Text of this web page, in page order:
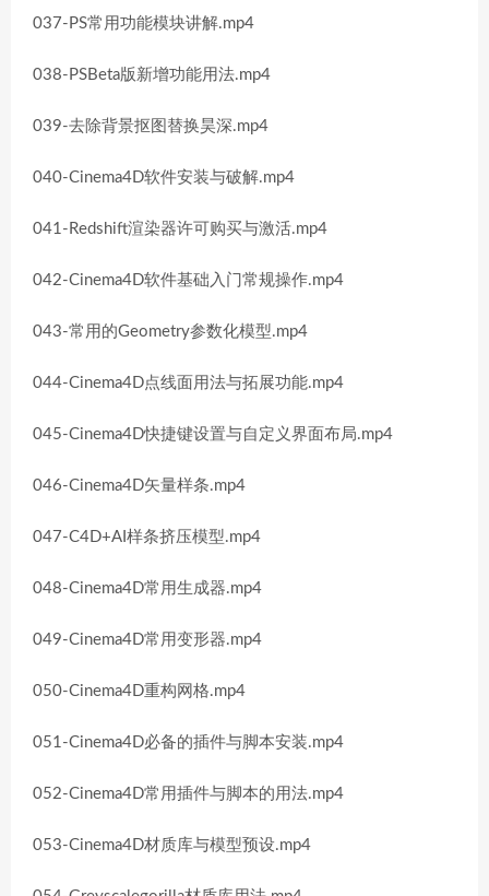
037-PS常用功能模块讲解.mp4
038-PSBeta版新增功能用法.mp4
039-去除背景抠图替换昊深.mp4
040-Cinema4D软件安装与破解.mp4
041-Redshift渲染器许可购买与激活.mp4
042-Cinema4D软件基础入门常规操作.mp4
043-常用的Geometry参数化模型.mp4
044-Cinema4D点线面用法与拓展功能.mp4
045-Cinema4D快捷键设置与自定义界面布局.mp4
046-Cinema4D矢量样条.mp4
047-C4D+AI样条挤压模型.mp4
048-Cinema4D常用生成器.mp4
049-Cinema4D常用变形器.mp4
050-Cinema4D重构网格.mp4
051-Cinema4D必备的插件与脚本安装.mp4
052-Cinema4D常用插件与脚本的用法.mp4
053-Cinema4D材质库与模型预设.mp4